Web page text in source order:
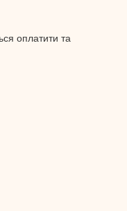
оплатити та